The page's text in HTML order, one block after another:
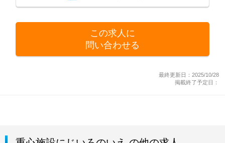
この求人に
問い合わせる
最終更新日：2025/10/28
掲載終了予定日：